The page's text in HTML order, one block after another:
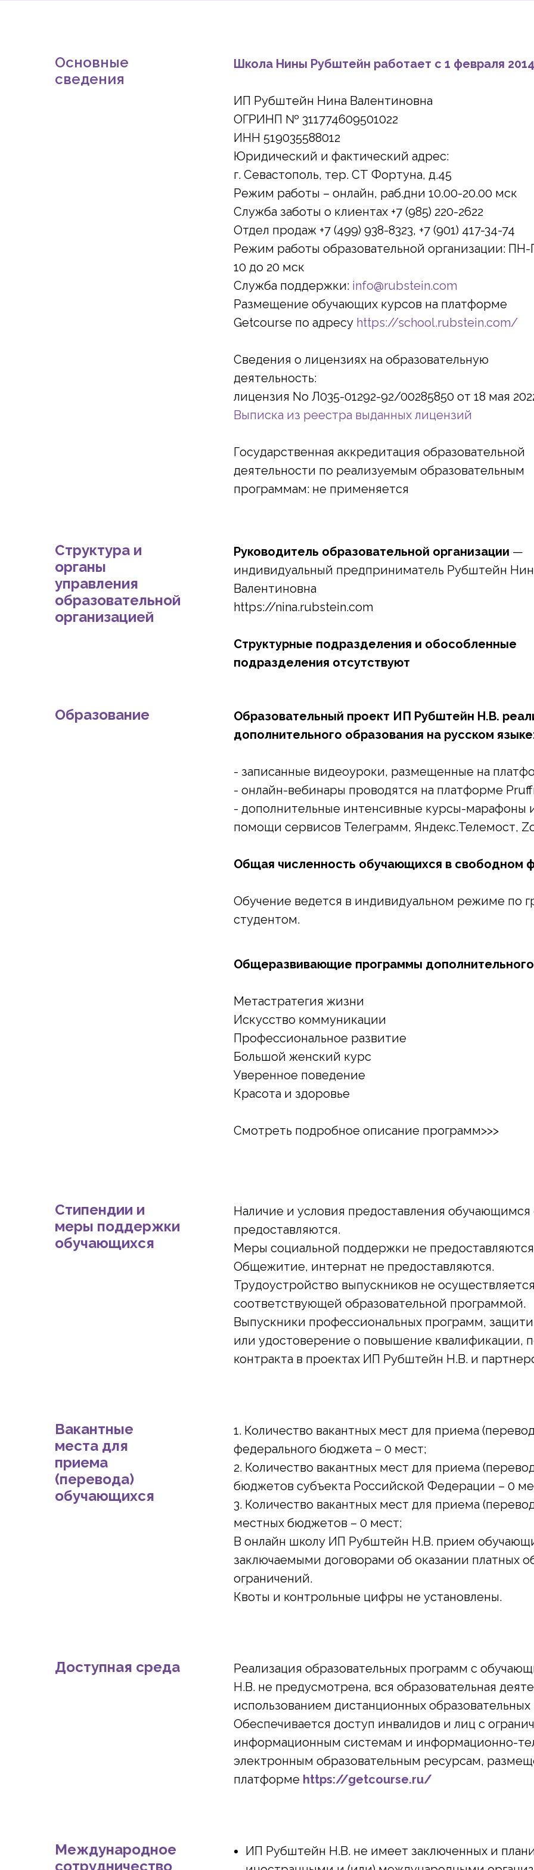
Основные
сведения
Школа Нины Рубштейн работает с 1 февраля
ИП Рубштейн Нина Валентиновна
ОГРИНП № 311774609501022
ИНН 519035588012
Юридический и фактический адрес:
г. Севастополь, тер. СТ Фортуна, д.45
Режим работы – онлайн, раб.дни 10.00-20.00 мск
Служба заботы о клиентах +7 (985) 220-2622
Отдел продаж +7 (499) 938-8323, +7 (901) 417-34-74
Режим работы образовательной организации:
10 до 20 мск
Служба поддержки: info@rubstein.com
Размещение обучающих курсов на платформе
Getcourse по адресу https://school.rubstein.com/
Сведения о лицензиях на образовательную
деятельность:
лицензия No Л035-01292-92/00285850 от 18 мая
Выписка из реестра выданных лицензий
Государственная аккредитация образовательной
деятельности по реализуемым образовательным
программам: не применяется
Структура и
органы
управления
образовательной
организацией
Руководитель образовательной организации —
индивидуальный предприниматель Рубштейн
Валентиновна
https://nina.rubstein.com
Структурные подразделения и обособленные
подразделения отсутствуют
Образование
Образовательный проект ИП Рубштейн Н.В.
дополнительного образования на русском
- записанные видеоуроки, размещенные на
- онлайн-вебинары проводятся на платформе
- дополнительные интенсивные курсы-марафоны
помощи сервисов Телеграмм, Яндекс.Телемост,
Общая численность обучающихся в свободном
Обучение ведется в индивидуальном режиме по
студентом.
Общеразвивающие программы
Метастратегия жизни
Искусство коммуникации
Профессиональное развитие
Большой женский курс
Уверенное поведение
Красота и здоровье
Смотреть подробное описание программ>>>
Стипендии и
меры поддержки
обучающихся
Наличие и условия предоставления
предоставляются.
Меры социальной поддержки не
Общежитие, интернат не предоставляются.
Трудоустройство выпускников не
соответствующей образовательной программой.
Выпускники профессиональных программ,
или удостоверение о повышение квалификации,
контракта в проектах ИП Рубштейн Н.В. и
Вакантные
места для
приема
(перевода)
обучающихся
1. Количество вакантных мест для приема
федерального бюджета – 0 мест;
2. Количество вакантных мест для приема
бюджетов субъекта Российской Федерации – 0
3. Количество вакантных мест для приема
местных бюджетов – 0 мест;
В онлайн школу ИП Рубштейн Н.В. прием
заключаемыми договорами об оказании платных
ограничений.
Квоты и контрольные цифры не установлены.
Доступная среда
Реализация образовательных программ с
Н.В. не предусмотрена, вся образовательная
использованием дистанционных образовательных
Обеспечивается доступ инвалидов и лиц с
информационным системам и информационно-
электронным образовательным ресурсам,
платформе https://getcourse.ru/
Международное
сотрудничество
ИП Рубштейн Н.В. не имеет заключенных и